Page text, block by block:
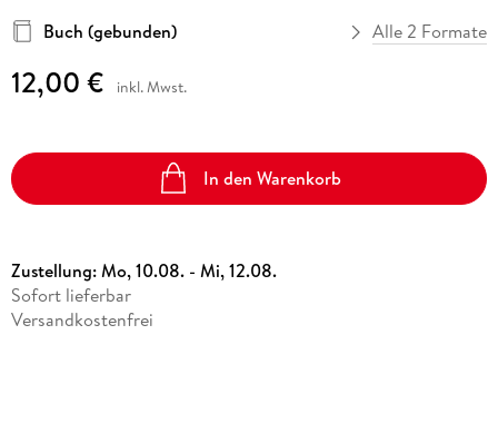
Buch (gebunden)
Alle 2 Formate
12,00 € inkl. Mwst.
In den Warenkorb
Zustellung:Mo, 10.08. - Mi, 12.08.
Sofort lieferbar
Versandkostenfrei